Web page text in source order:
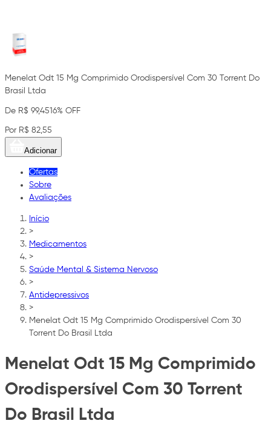
Menelat Odt 15 Mg Comprimido Orodispersível Com 30 Torrent Do
Brasil Ltda
De R$ 99,4516% OFF
Por R$ 82,55
Adicionar
Ofertas
Sobre
Avaliações
Início
>
Medicamentos
>
Saúde Mental & Sistema Nervoso
>
Antidepressivos
>
Menelat Odt 15 Mg Comprimido Orodispersível Com 30
Torrent Do Brasil Ltda
Menelat Odt 15 Mg Comprimido
Orodispersível Com 30 Torrent
Do Brasil Ltda